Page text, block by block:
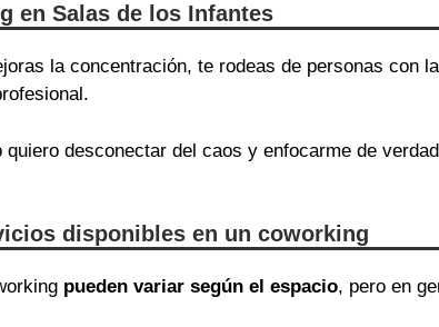
en Salas de los Infantes
la concentración, te rodeas de personas con
desconectar del caos y enfocarme de
disponibles en un coworking
pueden variar según el espacio, pero en